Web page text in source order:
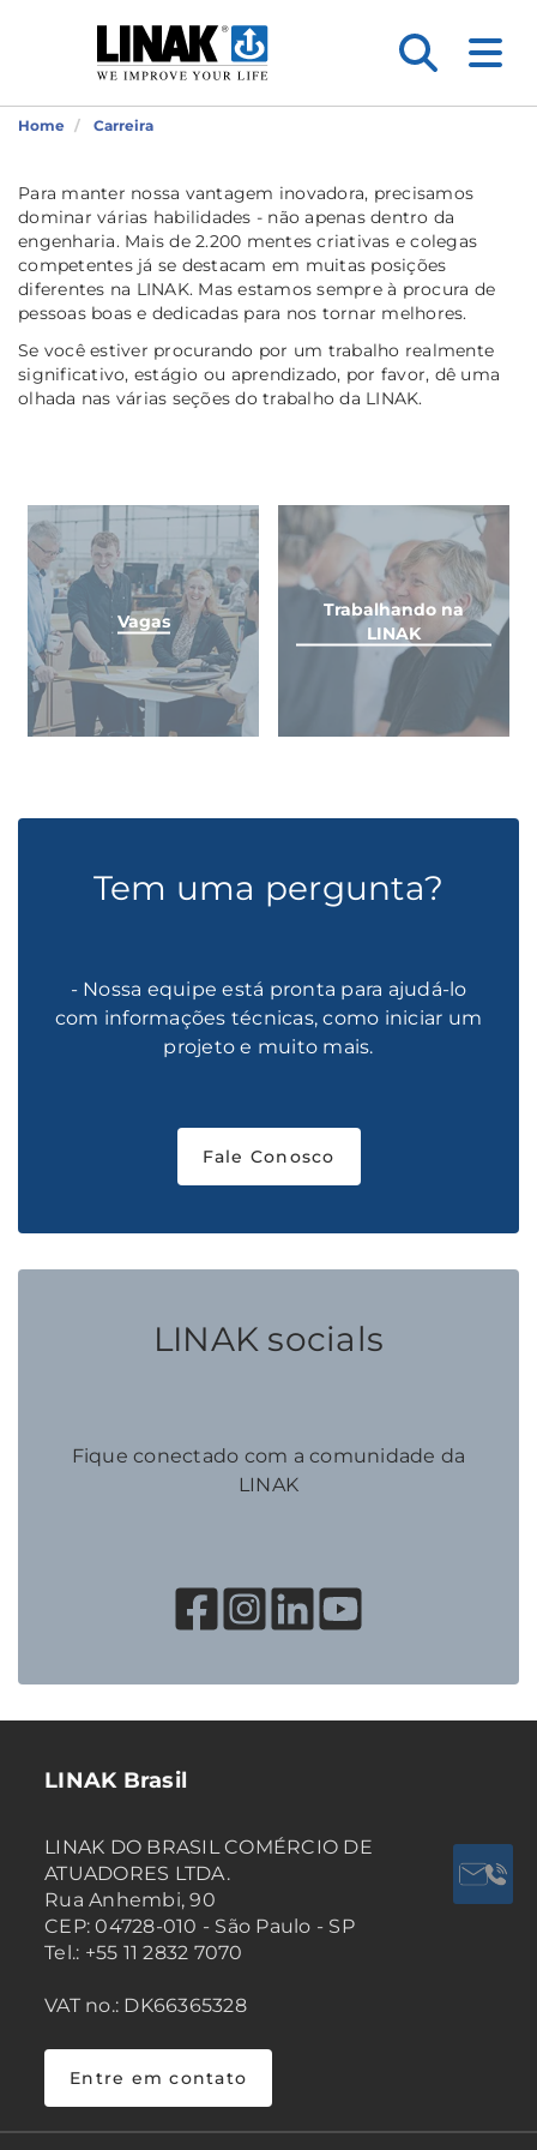
Home Carreira
Para manter nossa vantagem inovadora, precisamos
dominar várias habilidades - não apenas dentro da
engenharia. Mais de 2.200 mentes criativas e colegas
competentes já se destacam em muitas posições
diferentes na LINAK. Mas estamos sempre à procura de
pessoas boas e dedicadas para nos tornar melhores.
Se você estiver procurando por um trabalho realmente
significativo, estágio ou aprendizado, por favor, dê uma
olhada nas várias seções do trabalho da LINAK.
Vagas
Trabalhando na
LINAK
Tem uma pergunta?
- Nossa equipe está pronta para ajudá-lo
com informações técnicas, como iniciar um
projeto e muito mais.
Fale Conosco
LINAK socials
Fique conectado com a comunidade da
LINAK
LINAK Brasil
LINAK DO BRASIL COMÉRCIO DE
ATUADORES LTDA.
Rua Anhembi, 90
CEP: 04728-010 - São Paulo - SP
Tel.: +55 11 2832 7070
VAT no.: DK66365328
Entre em contato